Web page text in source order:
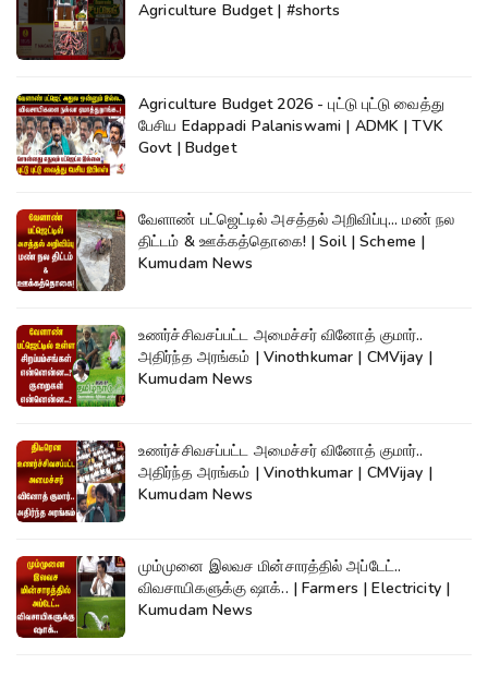
Agriculture Budget | #shorts
Agriculture Budget 2026 - புட்டு புட்டு வைத்து
பேசிய Edappadi Palaniswami | ADMK | TVK
Govt | Budget
வேளாண் பட்ஜெட்டில் அசத்தல் அறிவிப்பு... மண் நல
திட்டம் & ஊக்கத்தொகை! | Soil | Scheme |
Kumudam News
உணர்ச்சிவசப்பட்ட அமைச்சர் வினோத் குமார்..
அதிர்ந்த அரங்கம் | Vinothkumar | CMVijay |
Kumudam News
உணர்ச்சிவசப்பட்ட அமைச்சர் வினோத் குமார்..
அதிர்ந்த அரங்கம் | Vinothkumar | CMVijay |
Kumudam News
மும்முனை இலவச மின்சாரத்தில் அப்டேட்..
விவசாயிகளுக்கு ஷாக்.. | Farmers | Electricity |
Kumudam News